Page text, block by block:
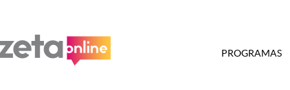
PROGRAMAS